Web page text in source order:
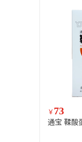
￥ 73
通宝 鞣酸